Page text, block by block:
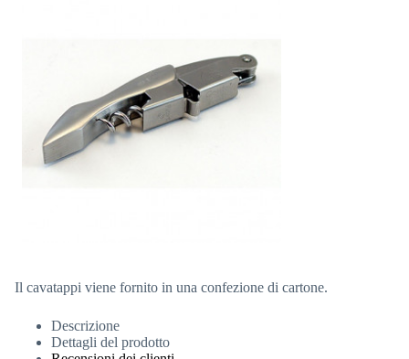
Il cavatappi viene fornito in una confezione di cartone.
Descrizione
Dettagli del prodotto